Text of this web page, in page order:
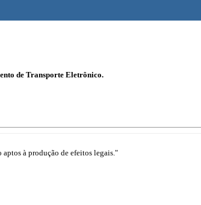
de Transporte Eletrônico.
à produção de efeitos legais."